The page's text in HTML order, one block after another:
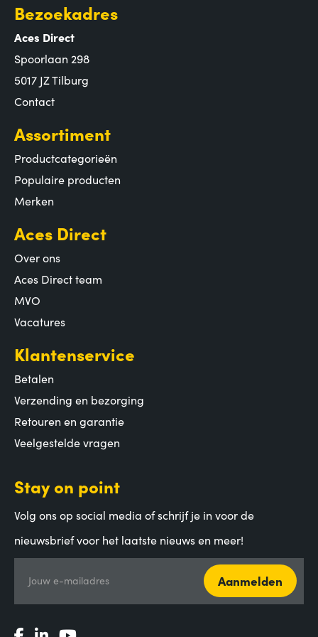
Bezoekadres
Aces Direct
Spoorlaan 298
5017 JZ Tilburg
Contact
Assortiment
Productcategorieën
Populaire producten
Merken
Aces Direct
Over ons
Aces Direct team
MVO
Vacatures
Klantenservice
Betalen
Verzending en bezorging
Retouren en garantie
Veelgestelde vragen
Stay on point
Volg ons op social media of schrijf je in voor de
nieuwsbrief voor het laatste nieuws en meer!
Jouw e-mailadres Aanmelden